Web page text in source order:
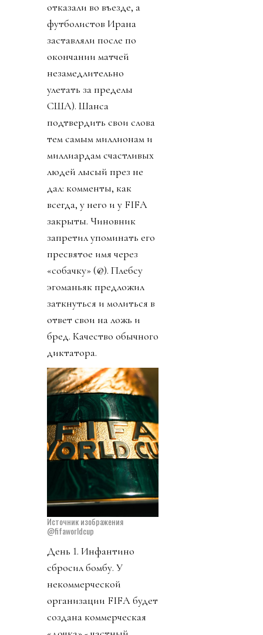
отказали во въезде, а
футболистов Ирана
заставляли после по
окончании матчей
незамедлительно
улетать за пределы
США). Шанса
подтвердить свои слова
тем самым миллионам и
миллиардам счастливых
людей лысый през не
дал: комменты, как
всегда, у него и у FIFA
закрыты. Чиновник
запретил упоминать его
пресвятое имя через
«собачку» (@). Плебсу
эгоманьяк предложил
заткнуться и молиться в
ответ свои на ложь и
бред. Качество обычного
диктатора.
Источник изображения
@fifaworldcup
День 1. Инфантино
сбросил бомбу. У
некоммерческой
организации FIFA будет
создана коммерческая